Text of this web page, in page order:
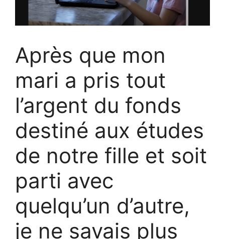
Après que mon
mari a pris tout
l’argent du fonds
destiné aux études
de notre fille et soit
parti avec
quelqu’un d’autre,
je ne savais plus